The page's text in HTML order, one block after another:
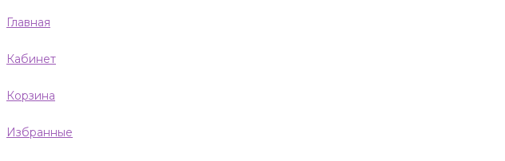
Главная
Кабинет
Корзина
Избранные